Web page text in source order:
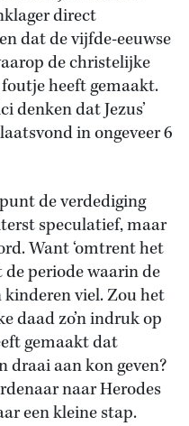
direct
dat de vijfde-eeuwse
de christelijke
heeft gemaakt.
denken dat Jezus’
in ongeveer 6
de verdediging
speculatief, maar
Want ‘omtrent het
de periode waarin de
kinderen viel. Zou het
daad zo’n indruk op
gemaakt dat
draai aan kon geven?
naar Herodes
een kleine stap.